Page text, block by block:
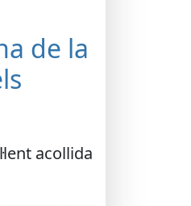
de la
acollida